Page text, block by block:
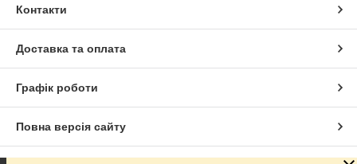
Контакти
Доставка та оплата
Графік роботи
Повна версія сайту